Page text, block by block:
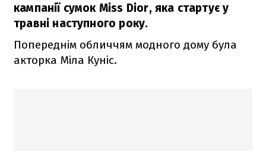
кампанії сумок Miss Dior, яка стартує у
травні наступного року.
Попереднім обличчям модного дому була
акторка Міла Куніс.